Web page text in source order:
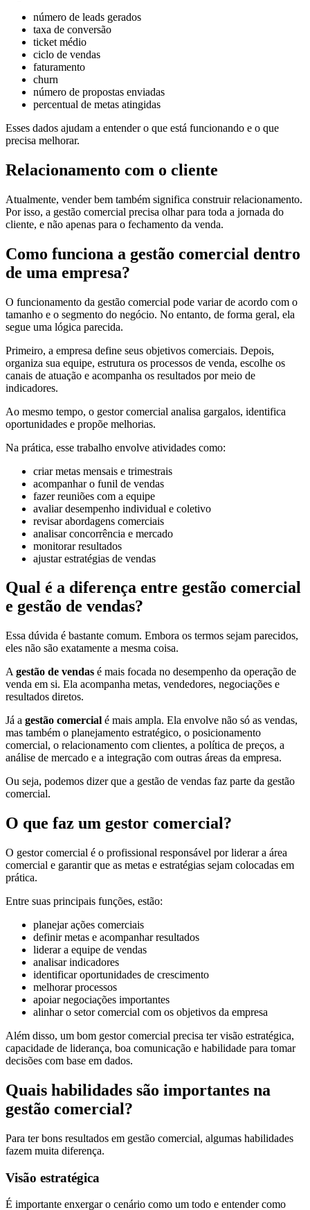
número de leads gerados
taxa de conversão
ticket médio
ciclo de vendas
faturamento
churn
número de propostas enviadas
percentual de metas atingidas
Esses dados ajudam a entender o que está funcionando e o que
precisa melhorar.
Relacionamento com o cliente
Atualmente, vender bem também significa construir relacionamento.
Por isso, a gestão comercial precisa olhar para toda a jornada do
cliente, e não apenas para o fechamento da venda.
Como funciona a gestão comercial dentro
de uma empresa?
O funcionamento da gestão comercial pode variar de acordo com o
tamanho e o segmento do negócio. No entanto, de forma geral, ela
segue uma lógica parecida.
Primeiro, a empresa define seus objetivos comerciais. Depois,
organiza sua equipe, estrutura os processos de venda, escolhe os
canais de atuação e acompanha os resultados por meio de
indicadores.
Ao mesmo tempo, o gestor comercial analisa gargalos, identifica
oportunidades e propõe melhorias.
Na prática, esse trabalho envolve atividades como:
criar metas mensais e trimestrais
acompanhar o funil de vendas
fazer reuniões com a equipe
avaliar desempenho individual e coletivo
revisar abordagens comerciais
analisar concorrência e mercado
monitorar resultados
ajustar estratégias de vendas
Qual é a diferença entre gestão comercial
e gestão de vendas?
Essa dúvida é bastante comum. Embora os termos sejam parecidos,
eles não são exatamente a mesma coisa.
A gestão de vendas é mais focada no desempenho da operação de
venda em si. Ela acompanha metas, vendedores, negociações e
resultados diretos.
Já a gestão comercial é mais ampla. Ela envolve não só as vendas,
mas também o planejamento estratégico, o posicionamento
comercial, o relacionamento com clientes, a política de preços, a
análise de mercado e a integração com outras áreas da empresa.
Ou seja, podemos dizer que a gestão de vendas faz parte da gestão
comercial.
O que faz um gestor comercial?
O gestor comercial é o profissional responsável por liderar a área
comercial e garantir que as metas e estratégias sejam colocadas em
prática.
Entre suas principais funções, estão:
planejar ações comerciais
definir metas e acompanhar resultados
liderar a equipe de vendas
analisar indicadores
identificar oportunidades de crescimento
melhorar processos
apoiar negociações importantes
alinhar o setor comercial com os objetivos da empresa
Além disso, um bom gestor comercial precisa ter visão estratégica,
capacidade de liderança, boa comunicação e habilidade para tomar
decisões com base em dados.
Quais habilidades são importantes na
gestão comercial?
Para ter bons resultados em gestão comercial, algumas habilidades
fazem muita diferença.
Visão estratégica
É importante enxergar o cenário como um todo e entender como